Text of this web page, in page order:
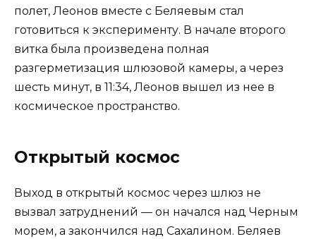
полет, Леонов вместе с Беляевым стал
готовиться к эксперименту. В начале второго
витка была произведена полная
разгерметизация шлюзовой камеры, а через
шесть минут, в 11:34, Леонов вышел из нее в
космическое пространство.
Открытый космос
Выход в открытый космос через шлюз не
вызвал затруднений — он начался над Черным
морем, а закончился над Сахалином. Беляев